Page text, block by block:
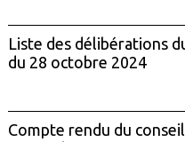
Liste des délibérations
du 28 octobre 2024
Compte rendu du